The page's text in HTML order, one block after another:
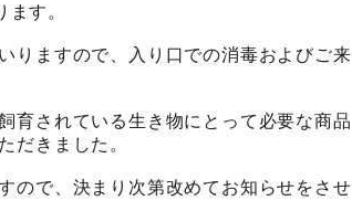
す。
りますので、入り口での消毒およびご来
育されている生き物にとって必要な商品
だきました。
ので、決まり次第改めてお知らせをさせ